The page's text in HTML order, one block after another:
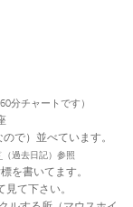
分チャートです）
）並べています。
（過去日記）参照
を書いてます。
て下さい。